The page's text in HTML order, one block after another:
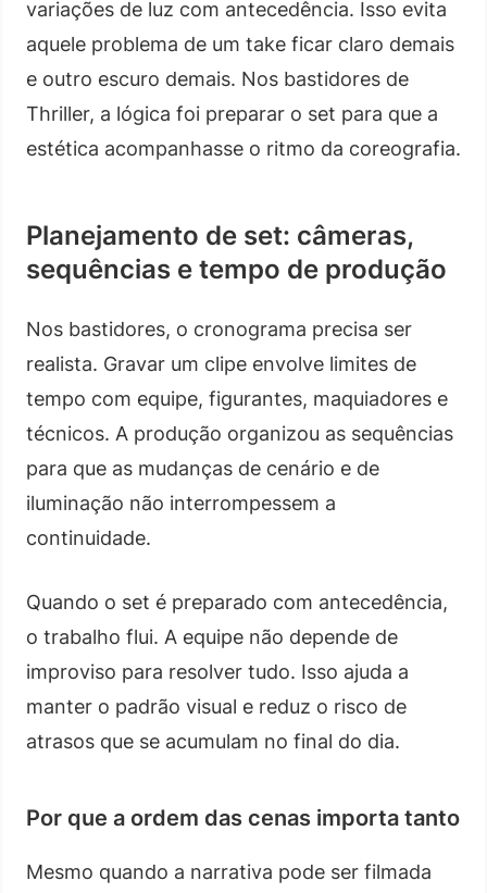
variações de luz com antecedência. Isso evita
aquele problema de um take ficar claro demais
e outro escuro demais. Nos bastidores de
Thriller, a lógica foi preparar o set para que a
estética acompanhasse o ritmo da coreografia.
Planejamento de set: câmeras,
sequências e tempo de produção
Nos bastidores, o cronograma precisa ser
realista. Gravar um clipe envolve limites de
tempo com equipe, figurantes, maquiadores e
técnicos. A produção organizou as sequências
para que as mudanças de cenário e de
iluminação não interrompessem a
continuidade.
Quando o set é preparado com antecedência,
o trabalho flui. A equipe não depende de
improviso para resolver tudo. Isso ajuda a
manter o padrão visual e reduz o risco de
atrasos que se acumulam no final do dia.
Por que a ordem das cenas importa tanto
Mesmo quando a narrativa pode ser filmada